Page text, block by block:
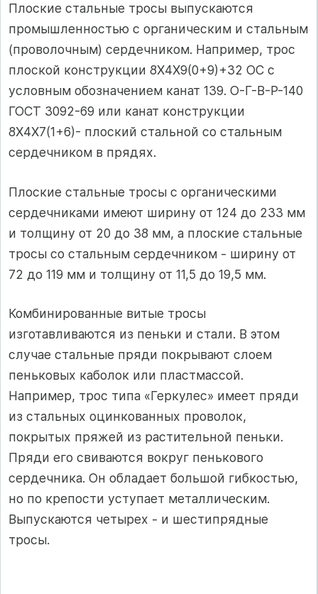
Плоские стальные тросы выпускаются
промышленностью с органическим и стальным
(проволочным) сердечником. Например, трос
плоской конструкции 8Х4Х9(0+9)+32 ОС с
условным обозначением канат 139. О-Г-В-Р-140
ГОСТ 3092-69 или канат конструкции
8Х4Х7(1+6)- плоский стальной со стальным
сердечником в прядях.
Плоские стальные тросы с органическими
сердечниками имеют ширину от 124 до 233 мм
и толщину от 20 до 38 мм, а плоские стальные
тросы со стальным сердечником - ширину от
72 до 119 мм и толщину от 11,5 до 19,5 мм.
Комбинированные витые тросы
изготавливаются из пеньки и стали. В этом
случае стальные пряди покрывают слоем
пеньковых каболок или пластмассой.
Например, трос типа «Геркулес» имеет пряди
из стальных оцинкованных проволок,
покрытых пряжей из растительной пеньки.
Пряди его свиваются вокруг пенькового
сердечника. Он обладает большой гибкостью,
но по крепости уступает металлическим.
Выпускаются четырех - и шестипрядные
тросы.